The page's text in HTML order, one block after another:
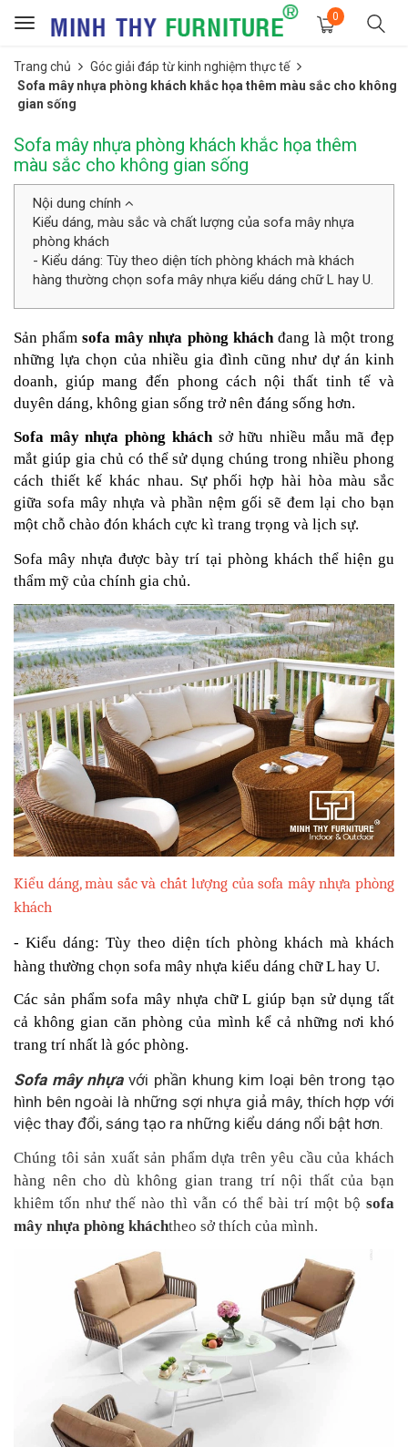
Toggle
0
Trang chủ
Góc giải đáp từ kinh nghiệm thực tế
Sofa mây nhựa phòng khách khắc họa thêm màu sắc cho không
gian sống
Sofa mây nhựa phòng khách khắc họa thêm
màu sắc cho không gian sống
Nội dung chính
Kiểu dáng, màu sắc và chất lượng của sofa mây nhựa
phòng khách
- Kiểu dáng: Tùy theo diện tích phòng khách mà khách
hàng thường chọn sofa mây nhựa kiểu dáng chữ L hay U.
Sản phẩmsofa mây nhựa phòng kháchđang là một trong
những lựa chọn của nhiều gia đình cũng như dự án kinh
doanh, giúp mang đến phong cách nội thất tinh tế và
duyên dáng, không gian sống trở nên đáng sống hơn.
Sofa mây nhựa phòng kháchsở hữu nhiều mẫu mã đẹp
mắt giúp gia chủ có thể sử dụng chúng trong nhiều phong
cách thiết kế khác nhau. Sự phối hợp hài hòa màu sắc
giữa sofa mây nhựa và phần nệm gối sẽ đem lại cho bạn
một chỗ chào đón khách cực kì trang trọng và lịch sự.
Sofa mây nhựa được bày trí tại phòng khách thể hiện gu
thẩm mỹ của chính gia chủ.
Kiểu dáng, màu sắc và chất lượng của sofa mây nhựa phòng
khách
- Kiểu dáng: Tùy theo diện tích phòng khách mà khách
hàng thường chọn sofa mây nhựa kiểu dáng chữ L hay U.
Các sản phẩm sofa mây nhựa chữ L giúp bạn sử dụng tất
cả không gian căn phòng của mình kể cả những nơi khó
trang trí nhất là góc phòng.
Sofa mây nhựavới phần khung kim loại bên trong tạo
hình bên ngoài là những sợi nhựa giả mây, thích hợp với
việc thay đổi, sáng tạo ra những kiểu dáng nổi bật hơn.
Chúng tôi sản xuất sản phẩm dựa trên yêu cầu của khách
hàng nên cho dù không gian trang trí nội thất của bạn
khiêm tốn như thế nào thì vẫn có thể bài trí một bộ sofa
mây nhựa phòng kháchtheo sở thích của mình.